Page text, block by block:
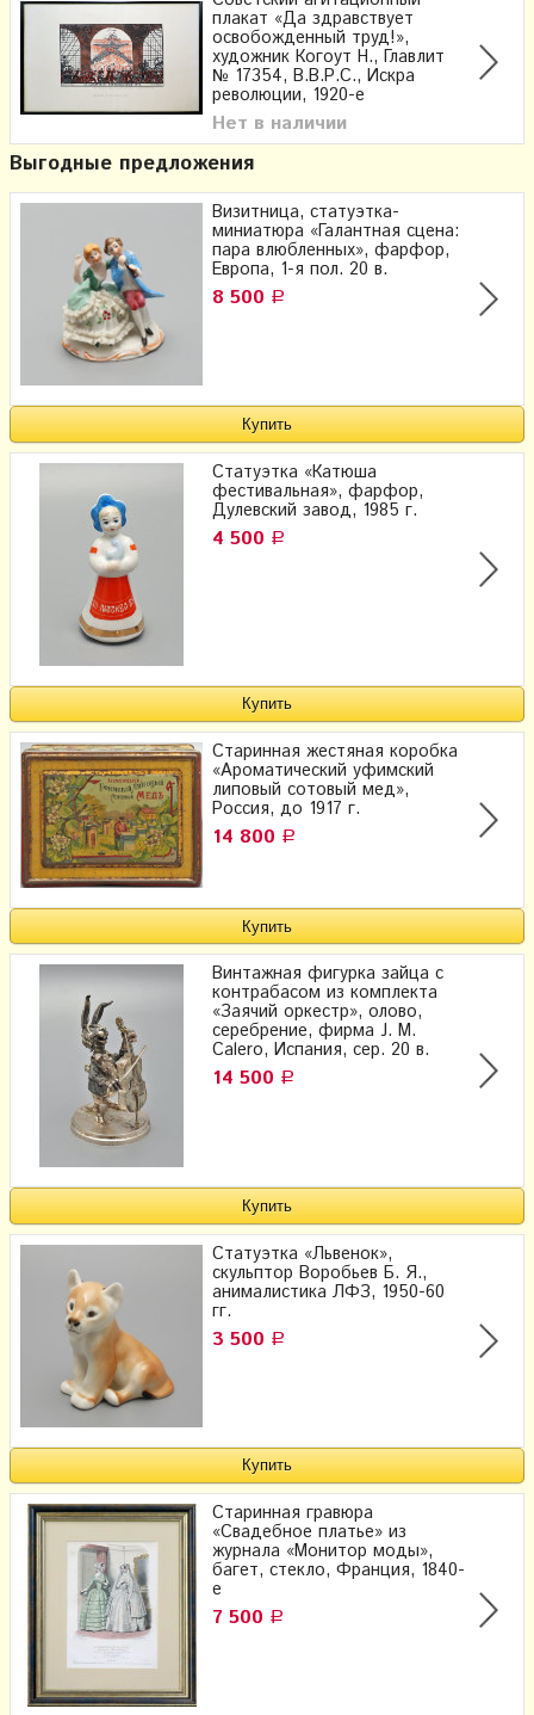
плакат «Да здравствует
освобожденный труд!»,
художник Когоут Н., Главлит
№ 17354, В.В.Р.С., Искра
революции, 1920-е
Нет в наличии
Выгодные предложения
Визитница, статуэтка-
миниатюра «Галантная сцена:
пара влюбленных», фарфор,
Европа, 1-я пол. 20 в.
8 500 Р
Статуэтка «Катюша
фестивальная», фарфор,
Дулевский завод, 1985 г.
4 500 Р
Старинная жестяная коробка
«Ароматический уфимский
липовый сотовый мед»,
Россия, до 1917 г.
14 800 Р
Винтажная фигурка зайца с
контрабасом из комплекта
«Заячий оркестр», олово,
серебрение, фирма J. M.
Calero, Испания, сер. 20 в.
14 500 Р
Cтатуэтка «Львенок»,
скульптор Воробьев Б. Я.,
анималистика ЛФЗ, 1950-60
гг.
3 500 Р
Старинная гравюра
«Свадебное платье» из
журнала «Монитор моды»,
багет, стекло, Франция, 1840-
е
7 500 Р